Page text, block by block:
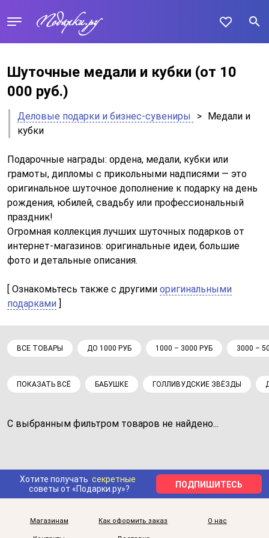
Шуточные медали и кубки (от 10
000 руб.)
Деловые подарки и бизнес-сувениры > Медали и
кубки
Подарочные награды: ордена, медали, кубки или
грамоты, дипломы с прикольными надписями — это
оригинальное шуточное дополнение к подарку на день
рождения, юбилей, свадьбу или профессиональный
праздник!
Огромная коллекция лучших шуточных подарков от
интернет-магазинов: оригинальные идеи, большие
фото и детальные описания.
[ Ознакомьтесь также с другими оригинальными
подарками ]
ВСЕ ТОВАРЫ ДО 1000 РУБ 1000 – 3000 РУБ 3000 –
ПОКАЗАТЬ ВСЁ БАБУШКЕ ГОЛЛИВУДСКИЕ ЗВЁЗДЫ
С выбранным фильтром товаров не найдено...
Хотите получать секретные
советы от «Подарки.ру»?
ПОДПИШИТЕСЬ
Магазинам Как оформить заказ О нас